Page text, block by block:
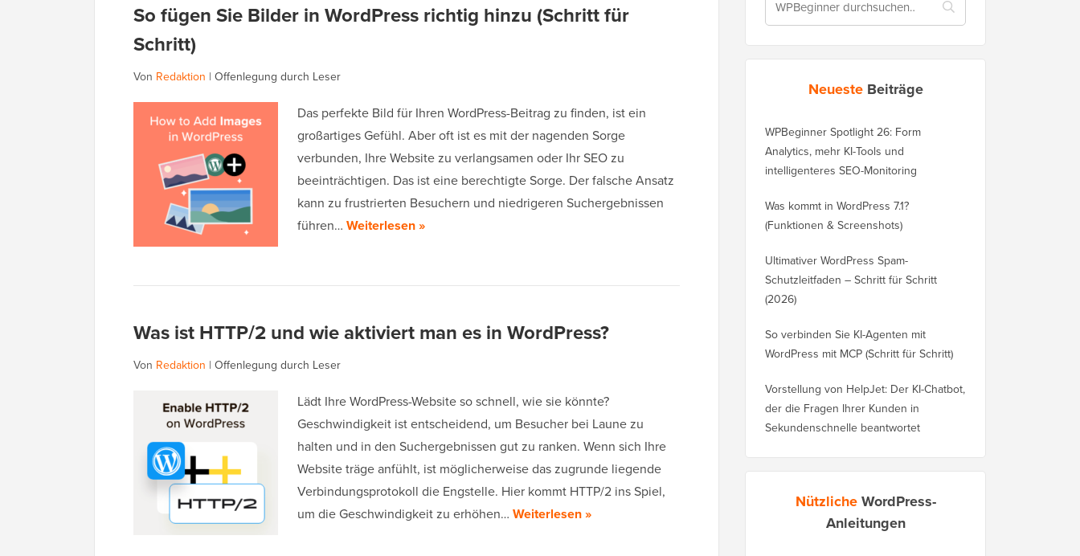
So fügen Sie Bilder in WordPress richtig hinzu (Schritt für
Schritt)
Von Redaktion | Offenlegung durch Leser
Das perfekte Bild für Ihren WordPress-Beitrag zu finden, ist ein
großartiges Gefühl. Aber oft ist es mit der nagenden Sorge
verbunden, Ihre Website zu verlangsamen oder Ihr SEO zu
beeinträchtigen. Das ist eine berechtigte Sorge. Der falsche Ansatz
kann zu frustrierten Besuchern und niedrigeren Suchergebnissen
führen… Weiterlesen »
Was ist HTTP/2 und wie aktiviert man es in WordPress?
Von Redaktion | Offenlegung durch Leser
Lädt Ihre WordPress-Website so schnell, wie sie könnte?
Geschwindigkeit ist entscheidend, um Besucher bei Laune zu
halten und in den Suchergebnissen gut zu ranken. Wenn sich Ihre
Website träge anfühlt, ist möglicherweise das zugrunde liegende
Verbindungsprotokoll die Engstelle. Hier kommt HTTP/2 ins Spiel,
um die Geschwindigkeit zu erhöhen… Weiterlesen »
Neueste Beiträge
WPBeginner Spotlight 26: Form
Analytics, mehr KI-Tools und
intelligenteres SEO-Monitoring
Was kommt in WordPress 7.1?
(Funktionen & Screenshots)
Ultimativer WordPress Spam-
Schutzleitfaden – Schritt für Schritt
(2026)
So verbinden Sie KI-Agenten mit
WordPress mit MCP (Schritt für Schritt)
Vorstellung von HelpJet: Der KI-Chatbot,
der die Fragen Ihrer Kunden in
Sekundenschnelle beantwortet
NützlicheWordPress-
Anleitungen